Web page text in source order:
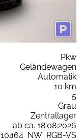
Pkw
Geländewagen
Automatik
10 km
5
Grau
Zentrallager
ab ca. 18.08.2026
10464_NW_RGB-VS